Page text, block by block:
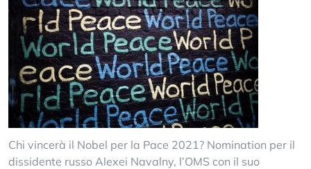
Chi vincerà il Nobel per la Pace 2021? Nomination per il
dissidente russo Alexei Navalny, l’OMS con il suo